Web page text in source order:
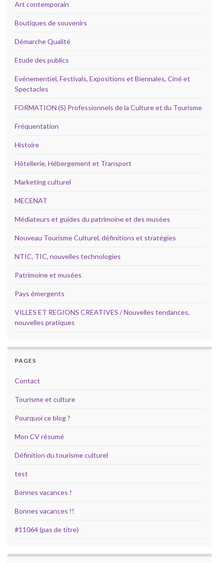
Art contemporain
Boutiques de souvenirs
Démarche Qualité
Etude des publics
Evénementiel, Festivals, Expositions et Biennales, Ciné et
Spectacles
FORMATION (S) Professionnels de la Culture et du Tourisme
Fréquentation
Histoire
Hôtellerie, Hébergement et Transport
Marketing culturel
MECENAT
Médiateurs et guides du patrimoine et des musées
Nouveau Tourisme Culturel, définitions et stratégies
NTIC, TIC, nouvelles technologies
Patrimoine et musées
Pays émergents
VILLES ET REGIONS CREATIVES / Nouvelles tendances,
nouvelles pratiques
PAGES
Contact
Tourisme et culture
Pourquoi ce blog ?
Mon CV résumé
Définition du tourisme culturel
test
Bonnes vacances !
Bonnes vacances !!
#11064 (pas de titre)